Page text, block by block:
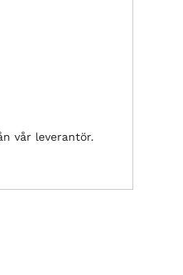
vår leverantör.